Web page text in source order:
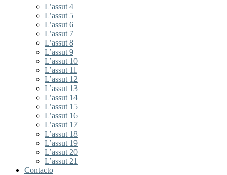
L’assut 4
L’assut 5
L’assut 6
L’assut 7
L’assut 8
L’assut 9
L’assut 10
L’assut 11
L’assut 12
L’assut 13
L’assut 14
L’assut 15
L’assut 16
L’assut 17
L’assut 18
L’assut 19
L’assut 20
L’assut 21
Contacto